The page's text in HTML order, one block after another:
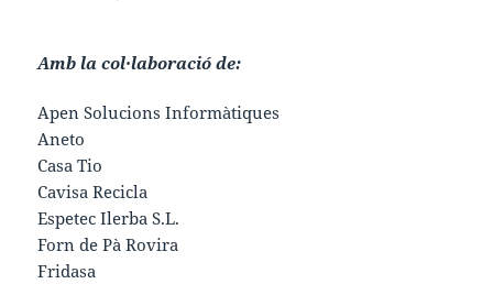
Amb la col·laboració de:
Apen Solucions Informàtiques
Aneto
Casa Tio
Cavisa Recicla
Espetec Ilerba S.L.
Forn de Pà Rovira
Fridasa